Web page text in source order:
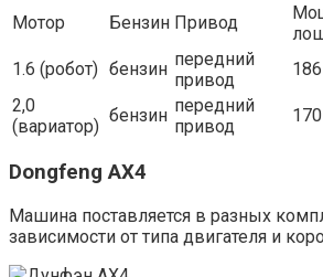
Мотор Бензин Привод
1.6 (робот) бензин передний
привод
186
2,0
(вариатор)
бензин передний
привод
170
Dongfeng AX4
Машина поставляется в разных
зависимости от типа двигателя и